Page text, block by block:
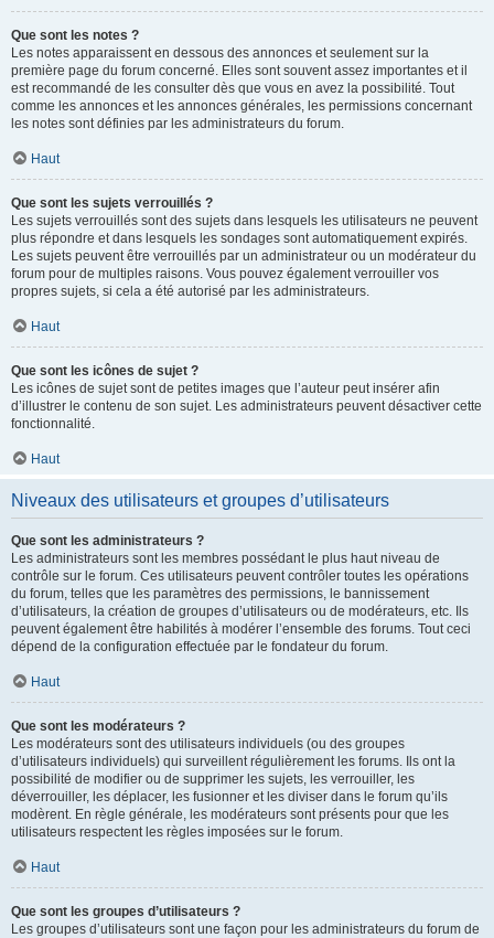
Que sont les notes ?
Les notes apparaissent en dessous des annonces et seulement sur la
première page du forum concerné. Elles sont souvent assez importantes et il
est recommandé de les consulter dès que vous en avez la possibilité. Tout
comme les annonces et les annonces générales, les permissions concernant
les notes sont définies par les administrateurs du forum.
Haut
Que sont les sujets verrouillés ?
Les sujets verrouillés sont des sujets dans lesquels les utilisateurs ne peuvent
plus répondre et dans lesquels les sondages sont automatiquement expirés.
Les sujets peuvent être verrouillés par un administrateur ou un modérateur du
forum pour de multiples raisons. Vous pouvez également verrouiller vos
propres sujets, si cela a été autorisé par les administrateurs.
Haut
Que sont les icônes de sujet ?
Les icônes de sujet sont de petites images que l’auteur peut insérer afin
d’illustrer le contenu de son sujet. Les administrateurs peuvent désactiver cette
fonctionnalité.
Haut
Niveaux des utilisateurs et groupes d’utilisateurs
Que sont les administrateurs ?
Les administrateurs sont les membres possédant le plus haut niveau de
contrôle sur le forum. Ces utilisateurs peuvent contrôler toutes les opérations
du forum, telles que les paramètres des permissions, le bannissement
d’utilisateurs, la création de groupes d’utilisateurs ou de modérateurs, etc. Ils
peuvent également être habilités à modérer l’ensemble des forums. Tout ceci
dépend de la configuration effectuée par le fondateur du forum.
Haut
Que sont les modérateurs ?
Les modérateurs sont des utilisateurs individuels (ou des groupes
d’utilisateurs individuels) qui surveillent régulièrement les forums. Ils ont la
possibilité de modifier ou de supprimer les sujets, les verrouiller, les
déverrouiller, les déplacer, les fusionner et les diviser dans le forum qu’ils
modèrent. En règle générale, les modérateurs sont présents pour que les
utilisateurs respectent les règles imposées sur le forum.
Haut
Que sont les groupes d’utilisateurs ?
Les groupes d’utilisateurs sont une façon pour les administrateurs du forum de